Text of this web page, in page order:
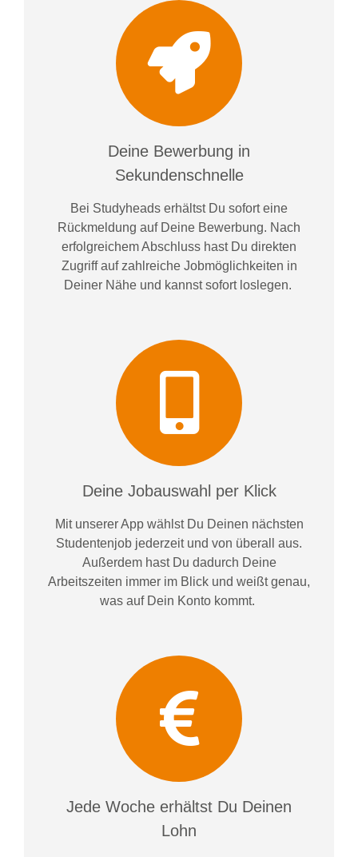
Deine Bewerbung in
Sekundenschnelle
Bei Studyheads erhältst Du sofort eine
Rückmeldung auf Deine Bewerbung. Nach
erfolgreichem Abschluss hast Du direkten
Zugriff auf zahlreiche Jobmöglichkeiten in
Deiner Nähe und kannst sofort loslegen.
Deine Jobauswahl per Klick
Mit unserer App wählst Du Deinen nächsten
Studentenjob jederzeit und von überall aus.
Außerdem hast Du dadurch Deine
Arbeitszeiten immer im Blick und weißtgenau,
was auf Dein Konto kommt.
Jede Woche erhältst Du Deinen
Lohn